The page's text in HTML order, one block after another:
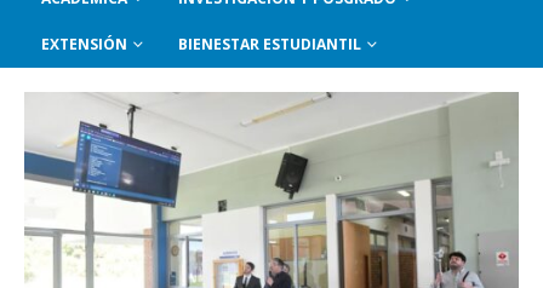
EXTENSIÓN BIENESTAR ESTUDIANTIL